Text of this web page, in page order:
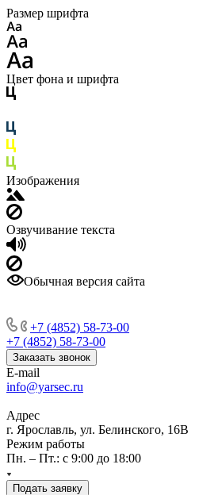
Размер шрифта
Цвет фона и шрифта
Изображения
Озвучивание текста
Обычная версия сайта
+7 (4852) 58-73-00
+7 (4852) 58-73-00
Заказать звонок
E-mail
info@yarsec.ru
Адрес
г. Ярославль, ул. Белинского, 16В
Режим работы
Пн. – Пт.: с 9:00 до 18:00
Подать заявку